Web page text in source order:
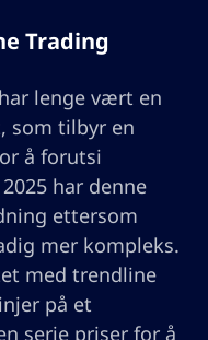
Trading
har lenge vært en
som tilbyr en
å forutsi
har denne
ettersom
mer kompleks.
med trendline
på et
serie priser for å